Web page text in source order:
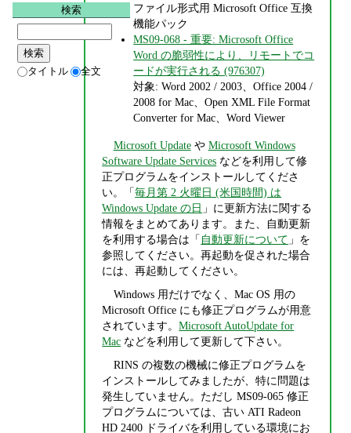
ファイル形式用 Microsoft Office 互換
機能パック
MS09-068 - 重要: Microsoft Office
Word の脆弱性により、リモートでコ
ードが実行される (976307)
対象: Word 2002 / 2003、Office 2004 /
2008 for Mac、Open XML File Format
Converter for Mac、Word Viewer
Microsoft Updateや Microsoft Windows
Software Update Services などを利用して修
正プログラムをインストールしてくださ
い。「毎月第 2 火曜日 (米国時間) は
Windows Update の日 」に更新方法に関する
情報をまとめてあります。また、自動更新
を利用する場合は「 自動更新について 」を
参照してください。再起動を促された場合
には、再起動してください。
Windows 用だけでなく、Mac OS 用の
Microsoft Office にも修正プログラムが用意
されています。Microsoft AutoUpdate for
Mac などを利用して更新して下さい。
RINS の複数の機械に修正プログラムを
インストールしてみましたが、特に問題は
発生していません。ただし MS09-065 修正
プログラムについては、古い ATI Radeon
HD 2400 ドライバを利用している環境にお
検索
タイトル 全文